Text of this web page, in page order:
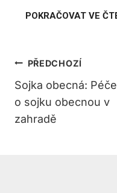
Navigace
Pro
Příspěvek
PŘEDCHOZÍ
Sojka obecná: Péče
o sojku obecnou v
zahradě